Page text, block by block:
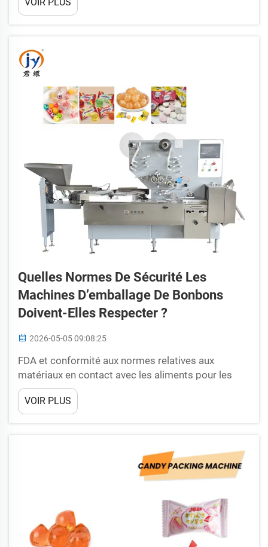
souvent sur des cycles d’arrêt-démarrage : les
produits s’immobilisent pour le scellage et la
le débit et gaspillant de l’énergie. En revanche...
Quelles Normes De Sécurité Les
Machines D’emballage De Bonbons
Doivent-Elles Respecter ?
2026-05-05 09:08:25
FDA et conformité aux normes relatives aux
matériaux en contact avec les aliments pour les
machines d’emballage de bonbons – Exigences de
la FDA selon le Code of Federal Regulations (CFR)
titre 21 concernant les surfaces et les limites de
doivent être conformes aux parties 170 à 189 du
titre 21 du CFR de la FDA, qui régissent les
VOIR PLUS